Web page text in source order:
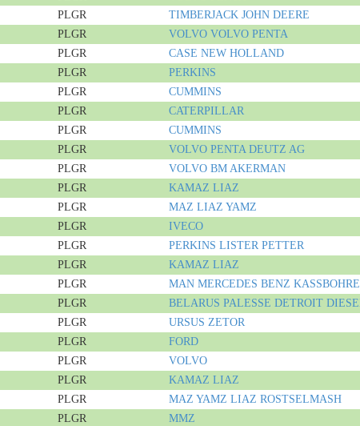
PLGR TIMBERJACK JOHN DEERE
PLGR VOLVO VOLVO PENTA
PLGR CASE NEW HOLLAND
PLGR
PERKINS
PLGR
CUMMINS
PLGR
CATERPILLAR
PLGR
CUMMINS
PLGR VOLVO PENTA DEUTZ AG
PLGR VOLVO BM AKERMAN
PLGR KAMAZ LIAZ
PLGR MAZ LIAZ YAMZ
PLGR
IVECO
PLGR PERKINS LISTER PETTER
PLGR KAMAZ LIAZ
PLGR MAN MERCEDES BENZ
PLGR BELARUS PALESSE DETROIT
PLGR URSUS ZETOR
PLGR
FORD
PLGR
VOLVO
PLGR KAMAZ LIAZ
PLGR MAZ YAMZ LIAZ ROSTSELMASH
PLGR
MMZ